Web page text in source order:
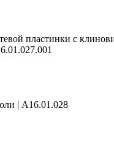
пластинки с
| A16.01.028